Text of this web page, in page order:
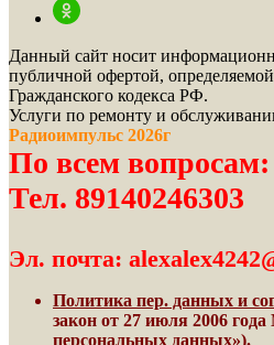
Данный сайт носит
публичной офертой,
Гражданского кодекса РФ.
Услуги по ремонту и
Радиоимпульс 2026г
По всем вопросам:
Тел. 89140246303
Эл. почта:
Политика пер. данных и
закон от 27 июля 2006
персональных данных»).